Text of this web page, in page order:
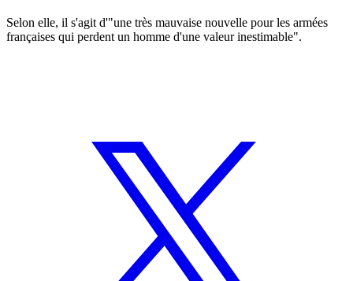
Selon elle, il s'agit d'"une très mauvaise nouvelle pour les armées
françaises qui perdent un homme d'une valeur inestimable".